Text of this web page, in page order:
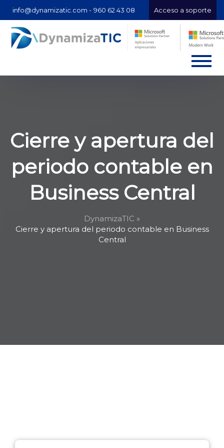
info@dynamizatic.com - 960 62 43 08 Acceso a soporte
Cierre y apertura del
periodo contable en
Business Central
DynamizaTIC »
Cierre y apertura del periodo contable en Business
Central